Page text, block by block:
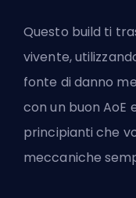
Questo build ti
vivente,
fonte di danno
con un buon AoE
principianti che
meccaniche